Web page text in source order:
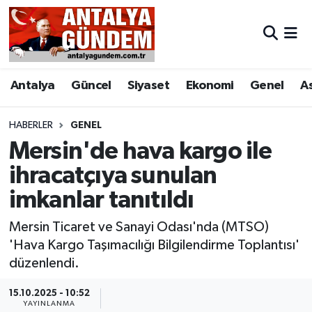
Antalya Güncel Siyaset Ekonomi Genel
HABERLER GENEL
Mersin'de hava kargo ile
ihracatçıya sunulan
imkanlar tanıtıldı
Mersin Ticaret ve Sanayi Odası'nda (MTSO)
'Hava Kargo Taşımacılığı Bilgilendirme Toplantısı'
düzenlendi.
15.10.2025 - 10:52
YAYINLANMA
Antalya
Asayiş
Bilim & Teknoloji
Bölge
EĞİTİM
Ekonomi
Genel
Görüntülü Haber
Antalya Nöbetçi Eczaneler
Antalya Hava Durumu
Antalya Namaz Vakitleri
Antalya Trafik Yoğunluk Haritası
Süper Lig Puan Durumu ve Fikstür
Tüm Manşetler
Son Dakika Haberleri
Haber Arşivi